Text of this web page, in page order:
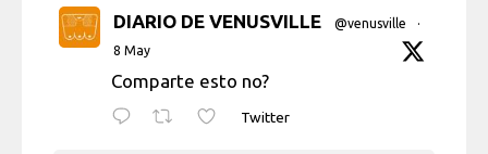
DIARIO DE VENUSVILLE @venusville
·
8 May
Comparte esto no?
Twitter